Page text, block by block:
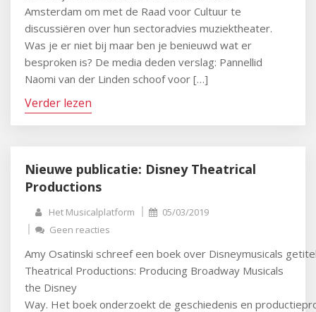
Amsterdam om met de Raad voor Cultuur te
discussiëren over hun sectoradvies muziektheater.
Was je er niet bij maar ben je benieuwd wat er
besproken is? De media deden verslag: Pannellid
Naomi van der Linden schoof voor […]
Verder lezen
Nieuwe publicatie: Disney Theatrical
Productions
Het Musicalplatform
05/03/2019
Geen reacties
Amy Osatinski schreef een boek over Disneymusicals
Theatrical Productions: Producing Broadway Musicals
the Disney
Way. Het boek onderzoekt de geschiedenis en